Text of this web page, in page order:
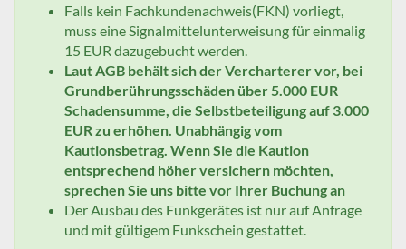
Falls kein Fachkundenachweis(FKN) vorliegt,
muss eine Signalmittelunterweisung für einmalig
15 EUR dazugebucht werden.
Laut AGB behält sich der Vercharterer vor, bei
Grundberührungsschäden über 5.000 EUR
Schadensumme, die Selbstbeteiligung auf 3.000
EUR zu erhöhen. Unabhängig vom
Kautionsbetrag. Wenn Sie die Kaution
entsprechend höher versichern möchten,
sprechen Sie uns bitte vor Ihrer Buchung an
Der Ausbau des Funkgerätes ist nur auf Anfrage
und mit gültigem Funkschein gestattet.